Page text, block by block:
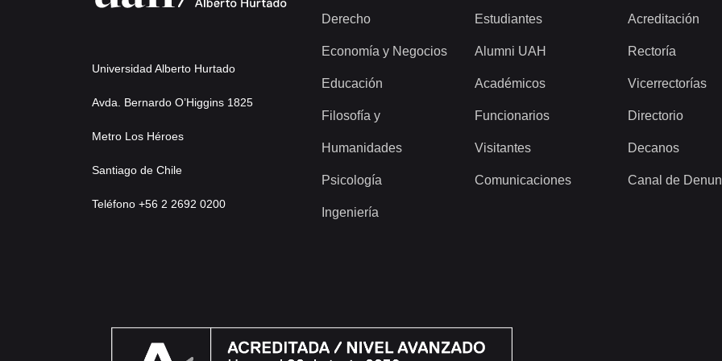
Universidad Alberto Hurtado
Avda. Bernardo O’Higgins 1825
Metro Los Héroes
Santiago de Chile
Teléfono +56 2 2692 0200
Derecho
Economía y Negocios
Educación
Filosofía y
Humanidades
Psicología
Ingeniería
Estudiantes
Alumni UAH
Académicos
Funcionarios
Visitantes
Comunicaciones
Acreditación
Rectoría
Vicerrectorías
Directorio
Decanos
Canal de